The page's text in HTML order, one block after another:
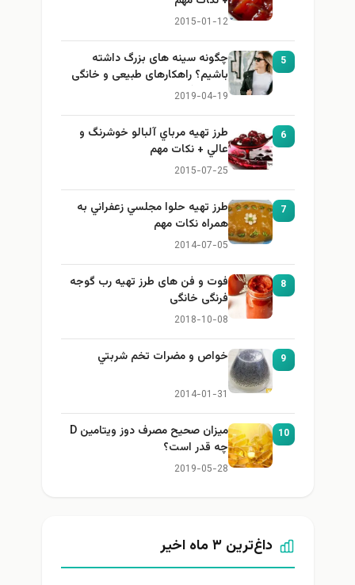
2015-01-12
5
چگونه سینه های بزرگ داشته
باشیم؟ راهکارهای طبیعی و خانگی
برای بزرگ کردن سینه
2019-04-19
6
طرز تهيه مرباي آلبالو خوشرنگ و
عالي + نكات مهم
2015-07-25
7
طرز تهيه حلوا مجلسي زعفراني به
همراه نكات مهم
2014-07-05
8
فوت و فن های طرز تهیه رب گوجه
فرنگی خانگی
2018-10-08
9 خواص و مضرات تخم شربتي
2014-01-31
10
میزان صحیح مصرف دوز ویتامین D
چه قدر است؟
2019-05-28
داغ‌ترین ۳ ماه اخیر